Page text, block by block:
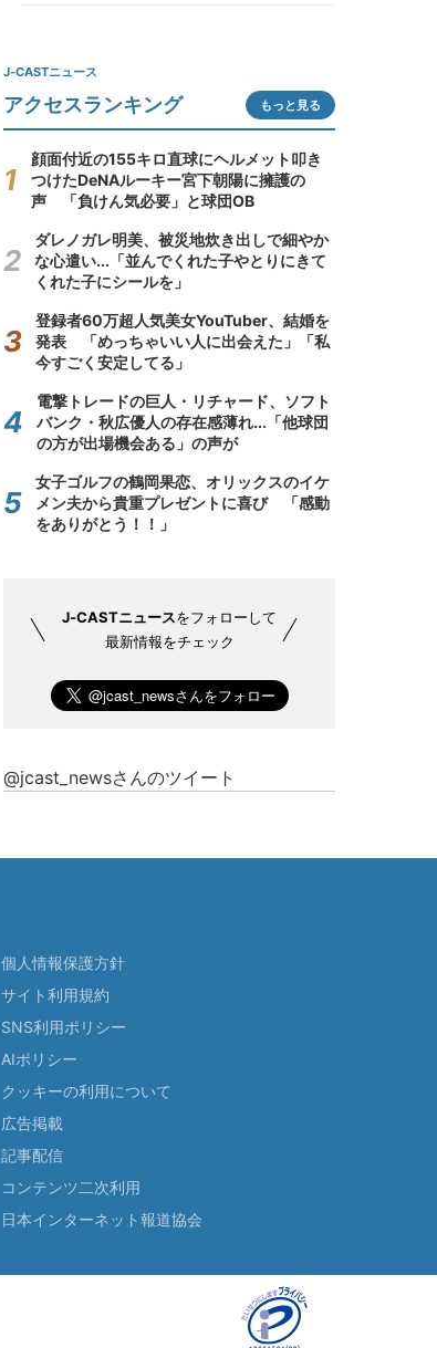
J-CASTニュース
アクセスランキング もっと見る
顔面付近の155キロ直球にヘルメット叩き
つけたDeNAルーキー宮下朝陽に擁護の
声 「負けん気必要」と球団OB
ダレノガレ明美、被災地炊き出しで細やか
な心遣い...「並んでくれた子やとりにきて
くれた子にシールを」
登録者60万超人気美女YouTuber、結婚を
発表 「めっちゃいい人に出会えた」「私
今すごく安定してる」
電撃トレードの巨人・リチャード、ソフト
バンク・秋広優人の存在感薄れ...「他球団
の方が出場機会ある」の声が
女子ゴルフの鶴岡果恋、オリックスのイケ
メン夫から貴重プレゼントに喜び 「感動
をありがとう！！」
J-CASTニュースをフォローして
最新情報をチェック
@jcast_newsさんのツイート
個人情報保護方針
サイト利用規約
SNS利用ポリシー
AIポリシー
クッキーの利用について
広告掲載
記事配信
コンテンツ二次利用
日本インターネット報道協会